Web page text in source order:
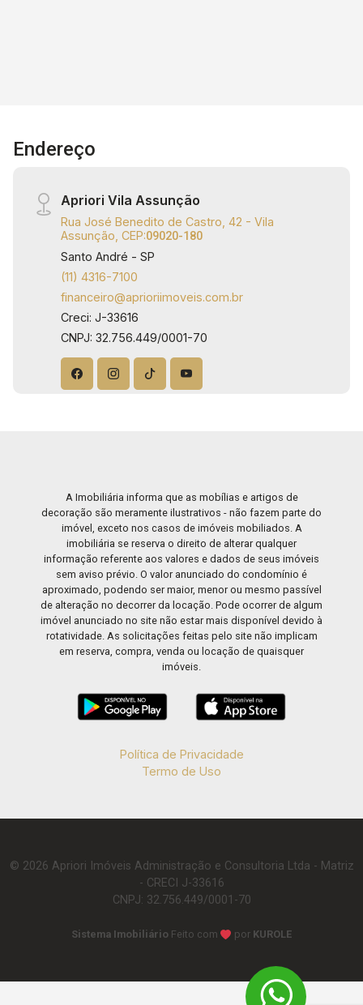
Apriori Imóveis Administração e Consultoria -
CRECI: J33616.
Endereço
Apriori Vila Assunção
Rua José Benedito de Castro, 42 - Vila
Assunção, CEP:09020-180
Santo André - SP
(11) 4316-7100
financeiro@aprioriimoveis.com.br
Creci: J-33616
CNPJ: 32.756.449/0001-70
A Imobiliária informa que as mobílias e artigos de
decoração são meramente ilustrativos - não fazem parte do
imóvel, exceto nos casos de imóveis mobiliados. A
imobiliária se reserva o direito de alterar qualquer
informação referente aos valores e dados de seus imóveis
sem aviso prévio. O valor anunciado do condomínio é
aproximado, podendo ser maior, menor ou mesmo passível
de alteração no decorrer da locação. Pode ocorrer de algum
imóvel anunciado no site não estar mais disponível devido à
rotatividade. As solicitações feitas pelo site não implicam
em reserva, compra, venda ou locação de quaisquer
imóveis.
Política de Privacidade
Termo de Uso
© 2026 Apriori Imóveis Administração e Consultoria Ltda - Matriz
- CRECI J-33616
CNPJ: 32.756.449/0001-70
Sistema Imobiliário Feito com por KUROLE